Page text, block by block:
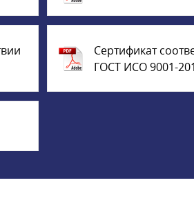
Сертификат
ГОСТ ИСО 9001-